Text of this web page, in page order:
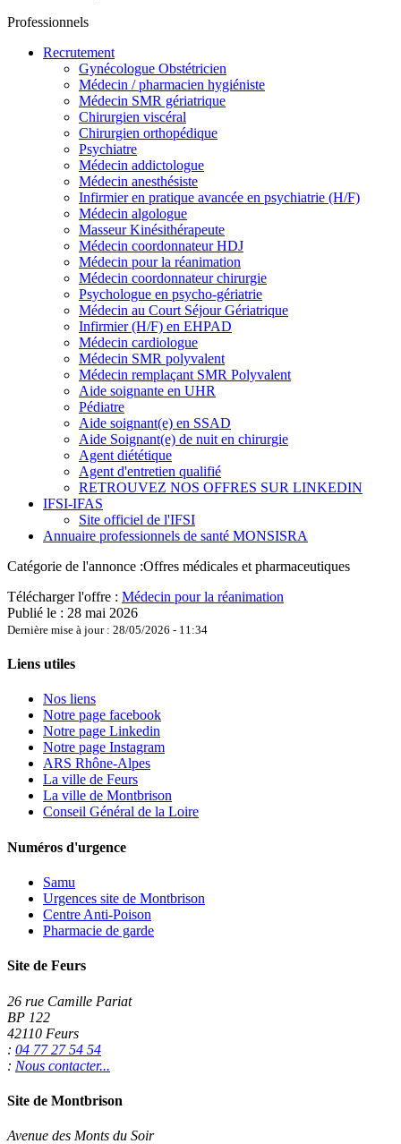
Professionnels
Recrutement
Gynécologue Obstétricien
Médecin / pharmacien hygiéniste
Médecin SMR gériatrique
Chirurgien viscéral
Chirurgien orthopédique
Psychiatre
Médecin addictologue
Médecin anesthésiste
Infirmier en pratique avancée en psychiatrie (H/F)
Médecin algologue
Masseur Kinésithérapeute
Médecin coordonnateur HDJ
Médecin pour la réanimation
Médecin coordonnateur chirurgie
Psychologue en psycho-gériatrie
Médecin au Court Séjour Gériatrique
Infirmier (H/F) en EHPAD
Médecin cardiologue
Médecin SMR polyvalent
Médecin remplaçant SMR Polyvalent
Aide soignante en UHR
Pédiatre
Aide soignant(e) en SSAD
Aide Soignant(e) de nuit en chirurgie
Agent diététique
Agent d'entretien qualifié
RETROUVEZ NOS OFFRES SUR LINKEDIN
IFSI-IFAS
Site officiel de l'IFSI
Annuaire professionnels de santé MONSISRA
Catégorie de l'annonce :Offres médicales et pharmaceutiques
Télécharger l'offre : Médecin pour la réanimation
Publié le : 28 mai 2026
Dernière mise à jour : 28/05/2026 - 11:34
Liens utiles
Nos liens
Notre page facebook
Notre page Linkedin
Notre page Instagram
ARS Rhône-Alpes
La ville de Feurs
La ville de Montbrison
Conseil Général de la Loire
Numéros d'urgence
Samu
Urgences site de Montbrison
Centre Anti-Poison
Pharmacie de garde
Site de Feurs
26 rue Camille Pariat
BP 122
42110 Feurs
: 04 77 27 54 54
: Nous contacter...
Site de Montbrison
Avenue des Monts du Soir